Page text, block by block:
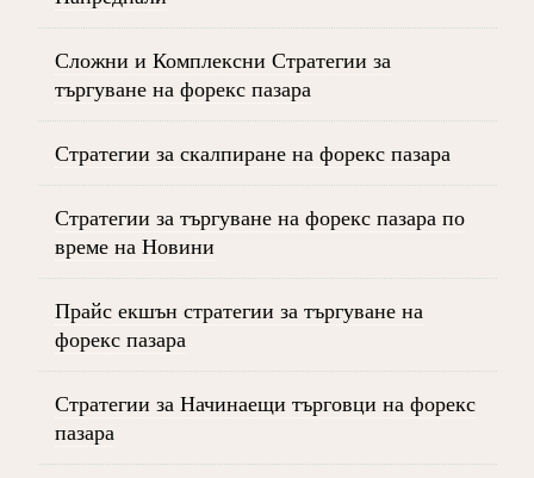
Сложни и Комплексни Стратегии за
търгуване на форекс пазара
Стратегии за скалпиране на форекс пазара
Стратегии за търгуване на форекс пазара по
време на Новини
Прайс екшън стратегии за търгуване на
форекс пазара
Стратегии за Начинаещи търговци на форекс
пазара